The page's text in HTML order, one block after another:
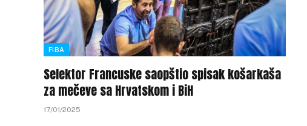
FIBA
Selektor Francuske saopštio spisak košarkaša
za mečeve sa Hrvatskom i BiH
17/01/2025